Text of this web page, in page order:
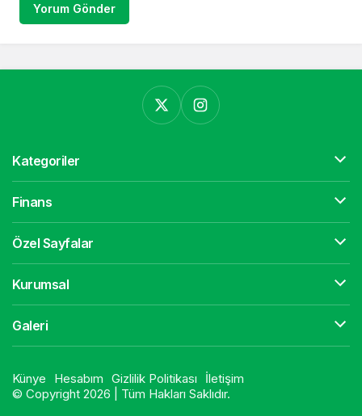
Yorum Gönder
Kategoriler
Finans
Özel Sayfalar
Kurumsal
Galeri
Künye Hesabım Gizlilik Politikası
İletişim
© Copyright 2026 | Tüm Hakları Saklıdır.